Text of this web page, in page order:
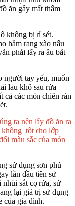
ăn gây mất thẩm
không bị rỉ sét.
hầm rang xào nấu
phải lấy ra âu bát
người tay yếu, muốn
lau khô sau rửa
cả các món chiên rán
ta nên lấy đồ ăn ra
không tốt cho lớp
màu sắc của món
sử dụng sơn phủ
lần đầu tiên sử
nhùi sắt cọ rửa, sử
lại giá trị sử dụng
của gia đình.